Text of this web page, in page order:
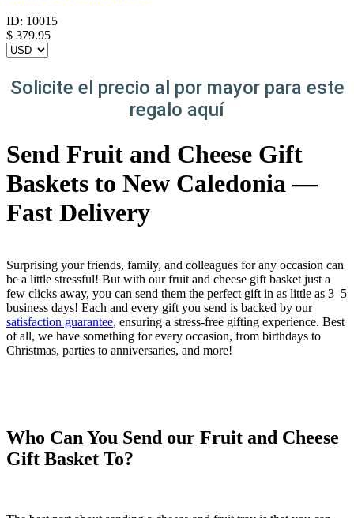
ID: 10015
$ 379.95
Solicite el precio al por mayor para este
regalo aquí
Send Fruit and Cheese Gift
Baskets to New Caledonia —
Fast Delivery
Surprising your friends, family, and colleagues for any occasion can
be a little stressful! But with our fruit and cheese gift basket just a
few clicks away, you can send them the perfect gift in as little as 3–5
business days! Each and every gift you send is backed by our
satisfaction guarantee, ensuring a stress-free gifting experience. Best
of all, we have something for every occasion, from birthdays to
Christmas, parties to anniversaries, and more!
Who Can You Send our Fruit and Cheese
Gift Basket To?